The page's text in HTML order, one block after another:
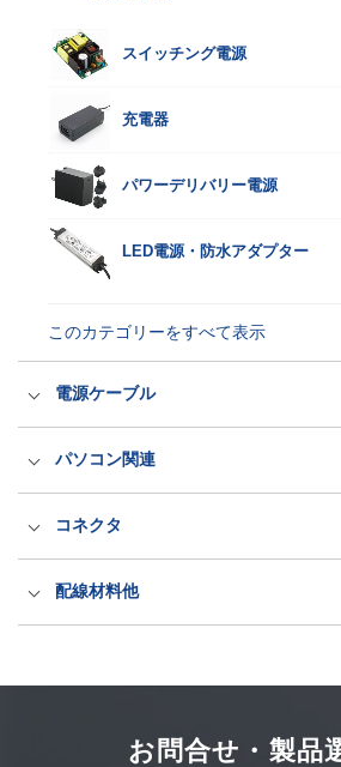
一般規格ACアダプター
家電規格ACアダプター
このカテゴリーをすべて表示
スイッチング電源
充電器
パワーデリバリー電源
LED電源・防水アダプター
このカテゴリーをすべて表示
電源ケーブル
国内用電源ケーブル（ACコード
抜け防止電源ケーブル（ロック
このカテゴリーをすべて表示
パソコン関連
産業規格タッチパネルPC
コネクタ
出力プラグ・コネクタ
配線材料他
お問合せ・製品